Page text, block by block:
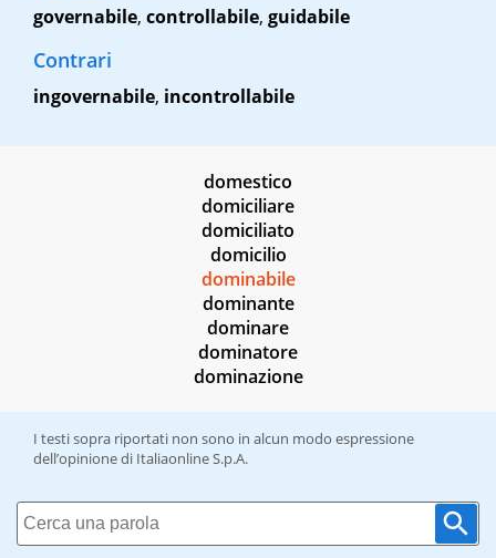
governabile, controllabile, guidabile
Contrari
ingovernabile, incontrollabile
domestico
domiciliare
domiciliato
domicilio
dominabile
dominante
dominare
dominatore
dominazione
I testi sopra riportati non sono in alcun modo espressione
dell’opinione di Italiaonline S.p.A.